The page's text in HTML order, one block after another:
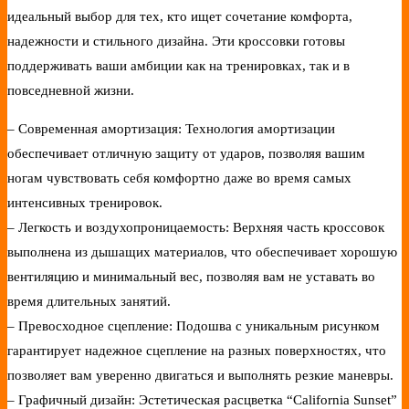
идеальный выбор для тех, кто ищет сочетание комфорта,
надежности и стильного дизайна. Эти кроссовки готовы
поддерживать ваши амбиции как на тренировках, так и в
повседневной жизни.
– Современная амортизация: Технология амортизации
обеспечивает отличную защиту от ударов, позволяя вашим
ногам чувствовать себя комфортно даже во время самых
интенсивных тренировок.
– Легкость и воздухопроницаемость: Верхняя часть кроссовок
выполнена из дышащих материалов, что обеспечивает хорошую
вентиляцию и минимальный вес, позволяя вам не уставать во
время длительных занятий.
– Превосходное сцепление: Подошва с уникальным рисунком
гарантирует надежное сцепление на разных поверхностях, что
позволяет вам уверенно двигаться и выполнять резкие маневры.
– Графичный дизайн: Эстетическая расцветка “California Sunset”